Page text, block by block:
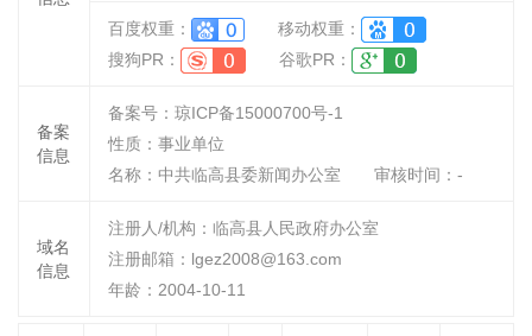
百度权重：
移动权重：
搜狗PR：
谷歌PR：
备案
信息
备案号：琼ICP备15000700号-1
性质： 事业单位
名称： 中共临高县委新闻办公室 审核时间： -
域名
信息
注册人/机构：临高县人民政府办公室
注册邮箱：lgez2008@163.com
年龄：2004-10-11